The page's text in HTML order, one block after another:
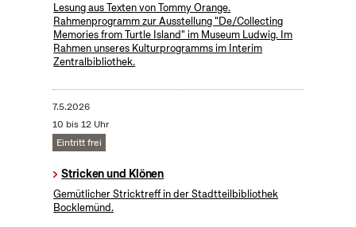
Lesung aus Texten von Tommy Orange.
Rahmenprogramm zur Ausstellung "De/Collecting
Memories from Turtle Island" im Museum Ludwig. Im
Rahmen unseres Kulturprogramms im Interim
Zentralbibliothek.
7.5.2026
10 bis 12 Uhr
Eintritt frei
Stricken und Klönen
Gemütlicher Stricktreff in der Stadtteilbibliothek
Bocklemünd.